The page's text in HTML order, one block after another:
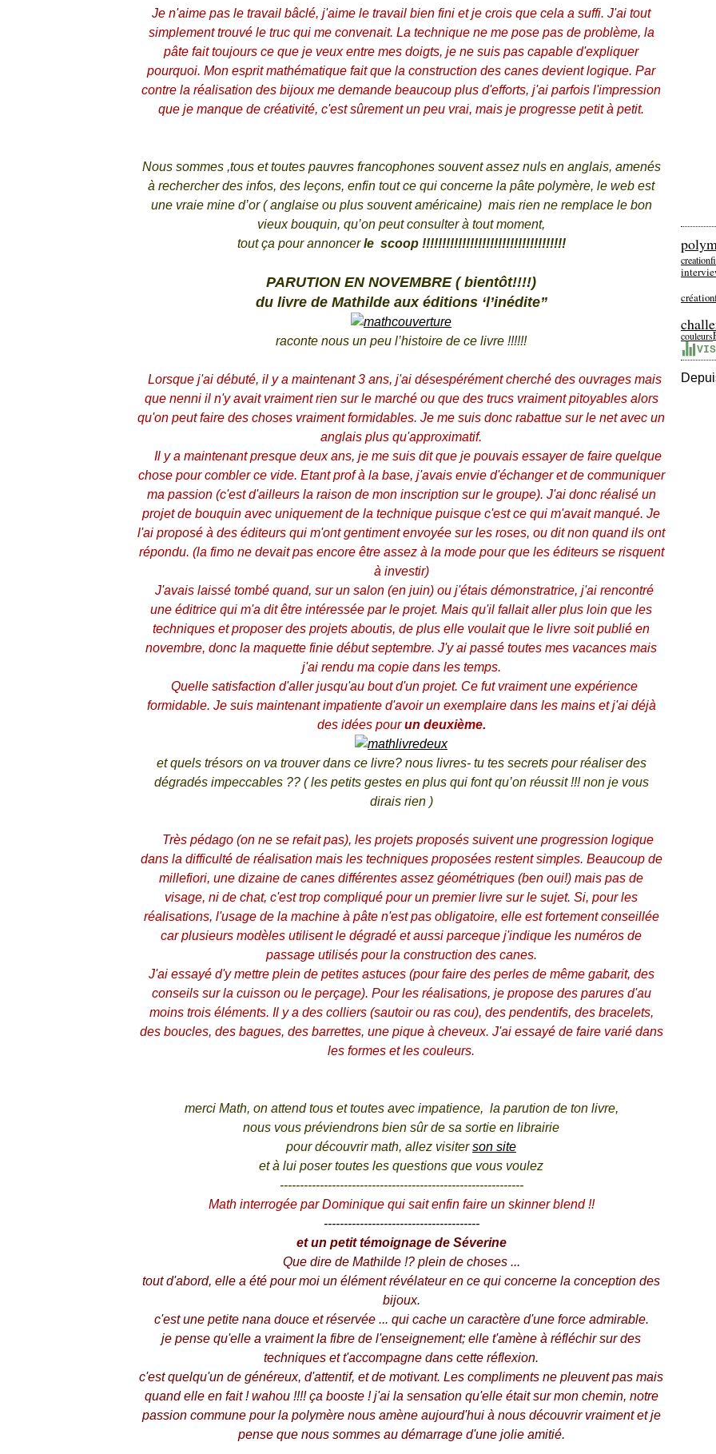
Je n'aime pas le travail bâclé, j'aime le travail bien fini et je crois que cela a suffi. J'ai tout
simplement trouvé le truc qui me convenait. La technique ne me pose pas de problème, la
pâte fait toujours ce que je veux entre mes doigts, je ne suis pas capable d'expliquer
pourquoi. Mon esprit mathématique fait que la construction des canes devient logique. Par
contre la réalisation des bijoux me demande beaucoup plus d'efforts, j'ai parfois l'impression
que je manque de créativité, c'est sûrement un peu vrai, mais je progresse petit à petit.
Nous sommes ,tous et toutes pauvres francophones souvent assez nuls en anglais, amenés
à rechercher des infos, des leçons, enfin tout ce qui concerne la pâte polymère, le web est
une vraie mine d’or ( anglaise ou plus souvent américaine) mais rien ne remplace le bon
vieux bouquin, qu’on peut consulter à tout moment,
tout ça pour annoncerle scoop !!!!!!!!!!!!!!!!!!!!!!!!!!!!!!!!!!!!
PARUTION EN NOVEMBRE ( bientôt!!!!)
du livre de Mathilde aux éditions ‘l’inédite”
raconte nous un peu l’histoire de ce livre !!!!!!
Lorsque j'ai débuté, il y a maintenant 3 ans, j'ai désespérément cherché des ouvrages mais
que nenni il n'y avait vraiment rien sur le marché ou que des trucs vraiment pitoyables alors
qu'on peut faire des choses vraiment formidables. Je me suis donc rabattue sur le net avec un
anglais plus qu'approximatif.
Il y a maintenant presque deux ans, je me suis dit que je pouvais essayer de faire quelque
chose pour combler ce vide. Etant prof à la base, j'avais envie d'échanger et de communiquer
ma passion (c'est d'ailleurs la raison de mon inscription sur le groupe). J'ai donc réalisé un
projet de bouquin avec uniquement de la technique puisque c'est ce qui m'avait manqué. Je
l'ai proposé à des éditeurs qui m'ont gentiment envoyée sur les roses, ou dit non quand ils ont
répondu. (la fimo ne devait pas encore être assez à la mode pour que les éditeurs se risquent
à investir)
J'avais laissé tombé quand, sur un salon (en juin) ou j'étais démonstratrice, j'ai rencontré
une éditrice qui m'a dit être intéressée par le projet. Mais qu'il fallait aller plus loin que les
techniques et proposer des projets aboutis, de plus elle voulait que le livre soit publié en
novembre, donc la maquette finie début septembre. J'y ai passé toutes mes vacances mais
j'ai rendu ma copie dans les temps.
Quelle satisfaction d'aller jusqu'au bout d'un projet. Ce fut vraiment une expérience
formidable. Je suis maintenant impatiente d'avoir un exemplaire dans les mains et j'ai déjà
des idées pourun deuxième.
et quels trésors on va trouver dans ce livre? nous livres- tu tes secrets pour réaliser des
dégradés impeccables ?? ( les petits gestes en plus qui font qu’on réussit !!! non je vous
dirais rien )
Très pédago (on ne se refait pas), les projets proposés suivent une progression logique
dans la difficulté de réalisation mais les techniques proposées restent simples. Beaucoup de
millefiori, une dizaine de canes différentes assez géométriques (ben oui!) mais pas de
visage, ni de chat, c'est trop compliqué pour un premier livre sur le sujet. Si, pour les
réalisations, l'usage de la machine à pâte n'est pas obligatoire, elle est fortement conseillée
car plusieurs modèles utilisent le dégradé et aussi parceque j'indique les numéros de
passage utilisés pour la construction des canes.
J'ai essayé d'y mettre plein de petites astuces (pour faire des perles de même gabarit, des
conseils sur la cuisson ou le perçage). Pour les réalisations, je propose des parures d'au
moins trois éléments. Il y a des colliers (sautoir ou ras cou), des pendentifs, des bracelets,
des boucles, des bagues, des barrettes, une pique à cheveux. J'ai essayé de faire varié dans
les formes et les couleurs.
merci Math, on attend tous et toutes avec impatience, la parution de ton livre,
nous vous préviendrons bien sûr de sa sortie en librairie
pour découvrir math, allez visiterson site
et à lui poser toutes les questions que vous voulez
-------------------------------------------------------------
Math interrogée par Dominique qui sait enfin faire un skinner blend !!
---------------------------------------
et un petit témoignage de Séverine
Que dire de Mathilde !? plein de choses ...
tout d'abord, elle a été pour moi un élément révélateur en ce qui concerne la conception des
bijoux.
c'est une petite nana douce et réservée ... qui cache un caractère d'une force admirable.
je pense qu'elle a vraiment la fibre de l'enseignement; elle t'amène à réfléchir sur des
techniques et t'accompagne dans cette réflexion.
c'est quelqu'un de généreux, d'attentif, et de motivant. Les compliments ne pleuvent pas mais
quand elle en fait ! wahou !!!! ça booste ! j'ai la sensation qu'elle était sur mon chemin, notre
passion commune pour la polymère nous amène aujourd'hui à nous découvrir vraiment et je
pense que nous sommes au démarrage d'une jolie amitié.
couleurs